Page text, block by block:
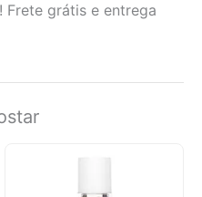
grátis e entrega